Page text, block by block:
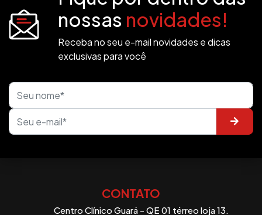
nossas novidades!
Receba no seu e-mail novidades e dicas
exclusivas para você
CONTATO
Centro Clínico Guará - QE 01 térreo loja 13.